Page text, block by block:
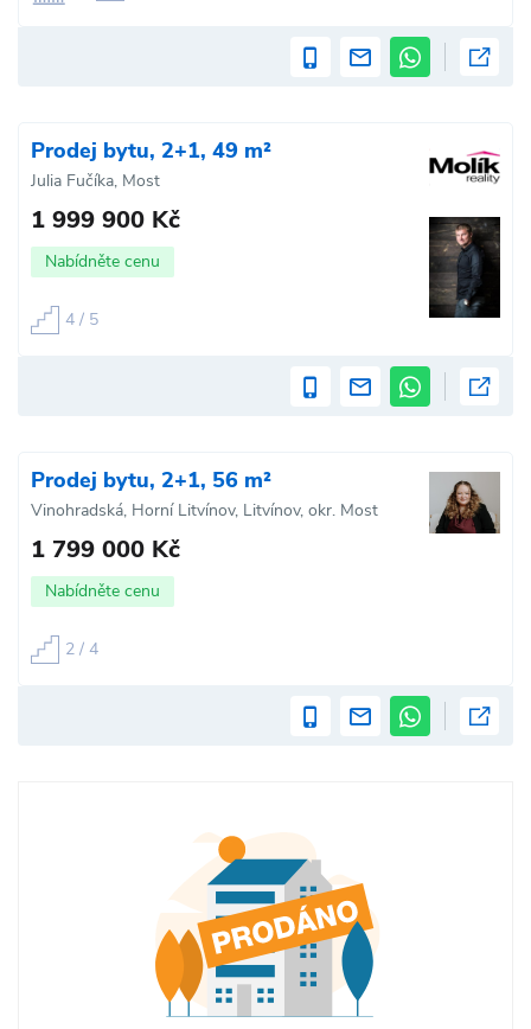
Prodej bytu, 2+1, 49 m²
Julia Fučíka, Most
1 999 900 Kč
Nabídněte cenu
4 / 5
Prodej bytu, 2+1, 56 m²
Vinohradská, Horní Litvínov, Litvínov, okr. Most
1 799 000 Kč
Nabídněte cenu
2 / 4